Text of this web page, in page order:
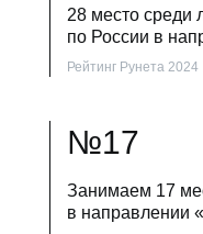
Рейтинг Рунета 2024
28 место среди
по России в
Занимаем 17
в направлении
№17